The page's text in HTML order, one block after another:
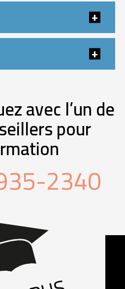
avec l’un de
pour
2340